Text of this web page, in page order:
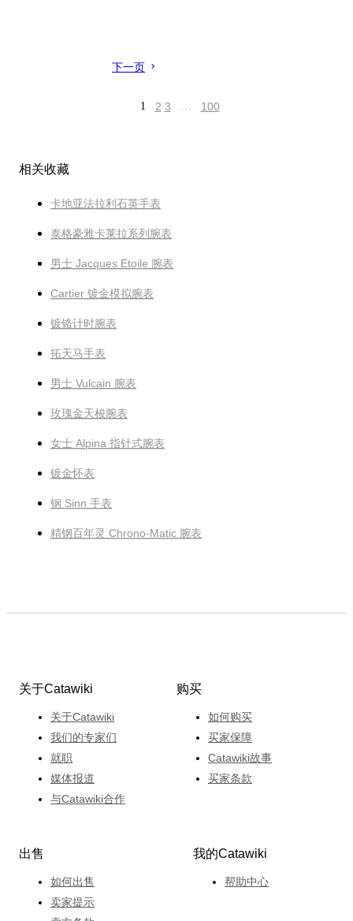
下一页
1 2 3 … 100
相关收藏
卡地亚法拉利石英手表
泰格豪雅卡莱拉系列腕表
男士 Jacques Etoile 腕表
Cartier 镀金模拟腕表
镀铬计时腕表
拓天马手表
男士 Vulcain 腕表
玫瑰金天梭腕表
女士 Alpina 指针式腕表
镀金怀表
钢 Sinn 手表
精钢百年灵 Chrono-Matic 腕表
关于Catawiki
关于Catawiki
我们的专家们
就职
媒体报道
与Catawiki合作
购买
如何购买
买家保障
Catawiki故事
买家条款
出售
如何出售
卖家提示
我的Catawiki
帮助中心